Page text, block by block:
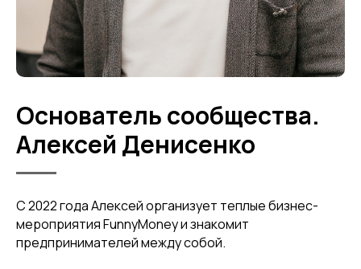
Основатель сообщества.
Алексей Денисенко
С 2022 года Алексей организует теплые бизнес-
мероприятия FunnyMoney и знакомит
предпринимателей между собой.